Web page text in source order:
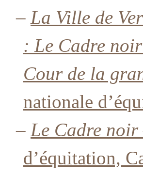
– La Ville de
: Le Cadre
Cour de la
nationale
– Le Cadre
d’équitation,